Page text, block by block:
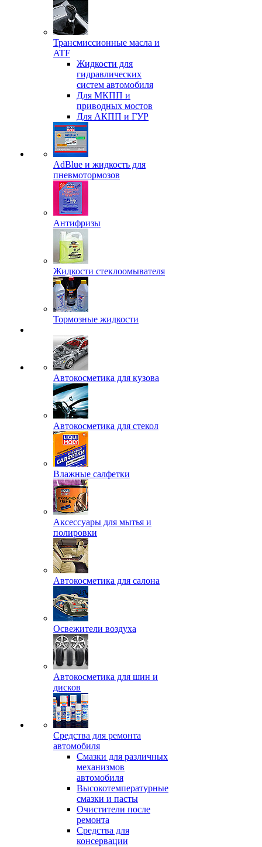
Трансмиссионные масла и
ATF
Жидкости для
гидравлических
систем автомобиля
Для МКПП и
приводных мостов
Для АКПП и ГУР
AdBlue и жидкость для
пневмотормозов
Антифризы
Жидкости стеклоомывателя
Тормозные жидкости
Автокосметика для кузова
Автокосметика для стекол
Влажные салфетки
Аксессуары для мытья и
полировки
Автокосметика для салона
Освежители воздуха
Автокосметика для шин и
дисков
Средства для ремонта
автомобиля
Смазки для различных
механизмов
автомобиля
Высокотемпературные
смазки и пасты
Очистители после
ремонта
Средства для
консервации